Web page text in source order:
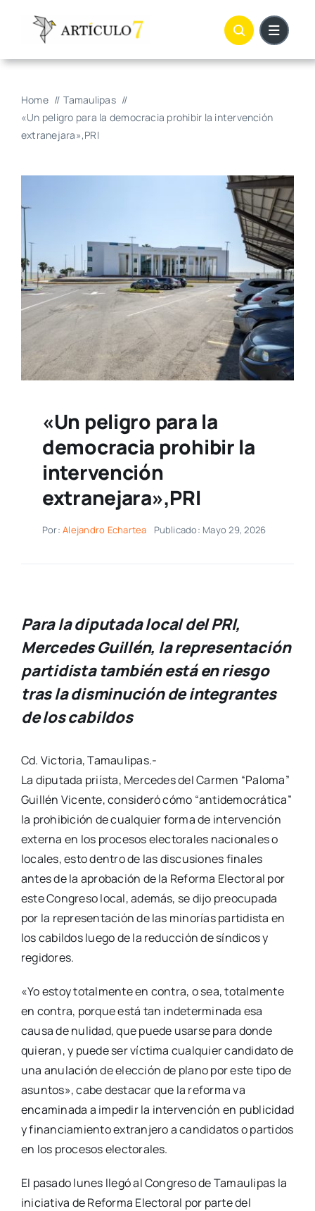
Home
Tamaulipas
«Un peligro para la democracia prohibir la intervención
extranejara»,PRI
«Un peligro para la
democracia prohibir la
intervención
extranejara»,PRI
Por:Alejandro Echartea Publicado: Mayo 29, 2026
Para la diputada local del PRI,
Mercedes Guillén, la representación
partidista también está en riesgo
tras la disminución de integrantes
de los cabildos
Cd. Victoria, Tamaulipas.-
La diputada priísta, Mercedes del Carmen “Paloma”
Guillén Vicente, consideró cómo “antidemocrática”
la prohibición de cualquier forma de intervención
externa en los procesos electorales nacionales o
locales, esto dentro de las discusiones finales
antes de la aprobación de la Reforma Electoral por
este Congreso local, además, se dijo preocupada
por la representación de las minorías partidista en
los cabildos luego de la reducción de síndicos y
regidores.
«Yo estoy totalmente en contra, o sea, totalmente
en contra, porque está tan indeterminada esa
causa de nulidad, que puede usarse para donde
quieran, y puede ser víctima cualquier candidato de
una anulación de elección de plano por este tipo de
asuntos», cabe destacar que la reforma va
encaminada a impedir la intervención en publicidad
y financiamiento extranjero a candidatos o partidos
en los procesos electorales.
El pasado lunes llegó al Congreso de Tamaulipas la
iniciativa de Reforma Electoral por parte del